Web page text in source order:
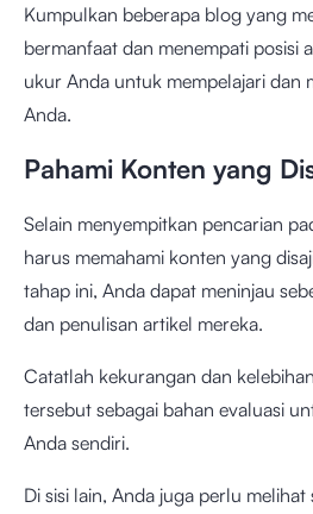
Kumpulkan beberapa blog yang
bermanfaat dan menempati posisi
ukur Anda untuk mempelajari dan
Anda.
Pahami Konten yang
Selain menyempitkan pencarian
harus memahami konten yang
tahap ini, Anda dapat meninjau
dan penulisan artikel mereka.
Catatlah kekurangan dan
tersebut sebagai bahan evaluasi
Anda sendiri.
Di sisi lain, Anda juga perlu